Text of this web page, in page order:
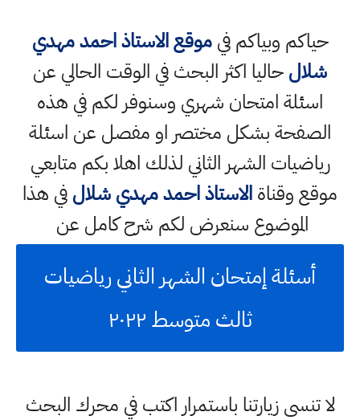
حياكم وبياكم فيموقع الاستاذ احمد مهدي
شلالحاليا اكثر البحث في الوقت الحالي عن
اسئلة امتحان شهري وسنوفر لكم في هذه
الصفحة بشكل مختصر او مفصل عن اسئلة
رياضيات الشهر الثاني لذلك اهلا بكم متابعي
موقع وقناةالاستاذ احمد مهدي شلالفي هذا
الموضوع سنعرض لكم شرح كامل عن
أسئلة إمتحان الشهر الثاني رياضيات
ثالث متوسط ٢٠٢٢
لا تنسى زيارتنا باستمرار اكتب في محرك البحث